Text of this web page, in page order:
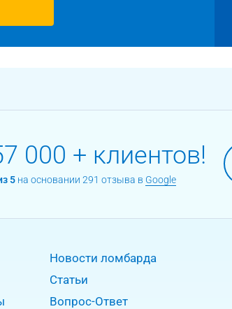
000 + клиентов!
5 на основании 291 отзыва в Google
Новости ломбарда
Статьи
Вопрос-Ответ